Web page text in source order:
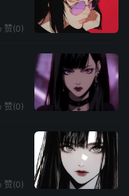
赞(0)
赞(0)
赞(0)